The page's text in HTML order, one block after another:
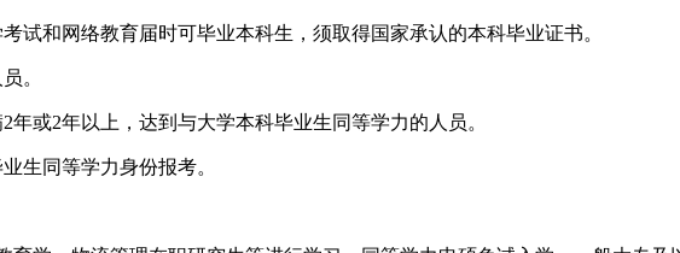
和网络教育届时可毕业本科生，须取得国家承认的本科毕业证书。
。
或2年以上，达到与大学本科毕业生同等学力的人员。
同等学力身份报考。